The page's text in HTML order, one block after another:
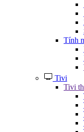
Tính
Tivi
Tivi